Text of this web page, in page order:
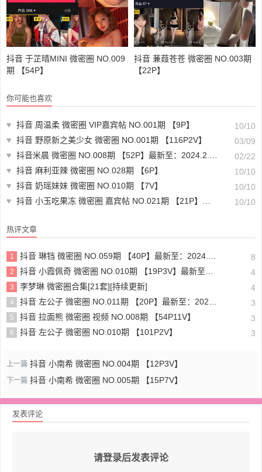
抖音 于芷晴MINI 微密圈 NO.009
期 【54P】
抖音 蒹葭苍苍 微密圈 NO.003期
【22P】
你可能也喜欢
♥ 抖音 周温柔 微密圈 VIP嘉宾帖 NO.001期 【9P】
10/10
♥ 抖音 野原新之美少女 微密圈 NO.001期 【116P2V】
03/09
♥ 抖音米晨 微密圈 NO.008期 【52P】最新至：2024.2.20
02/22
♥ 抖音 麻利亚辣 微密圈 NO.028期 【6P】
10/10
♥ 抖音 奶瑶妹妹 微密圈 NO.010期 【7V】
10/10
♥ 抖音 小玉吃果冻 微密圈 嘉宾帖 NO.021期 【21P】最新至：2023.7.4 10/10
热评文章
1 抖音 琳铛 微密圈 NO.059期 【40P】最新至：2024.1.10 8
2 抖音 小霞佩奇 微密圈 NO.010期 【19P3V】最新至：2025.5.26 4
3 李梦琳 微密圈合集[21套][持续更新] 4
4 抖音 左公子 微密圈 NO.011期 【20P】最新至：2024.5.13 3
5 抖音 拉面熊 微密圈 视频 NO.008期 【54P11V】 3
6 抖音 左公子 微密圈 NO.010期 【101P2V】 3
上一篇 抖音 小南希 微密圈 NO.004期 【12P3V】
下一篇 抖音 小南希 微密圈 NO.005期 【15P7V】
发表评论
请登录后发表评论